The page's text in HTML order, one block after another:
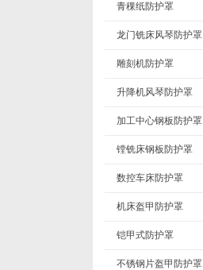
青稞纸防护罩
龙门铣床风琴防护罩
雕刻机防护罩
升降机风琴防护罩
加工中心钢板防护罩
镗铣床钢板防护罩
数控车床防护罩
机床盔甲防护罩
铠甲式防护罩
不锈钢片盔甲防护罩